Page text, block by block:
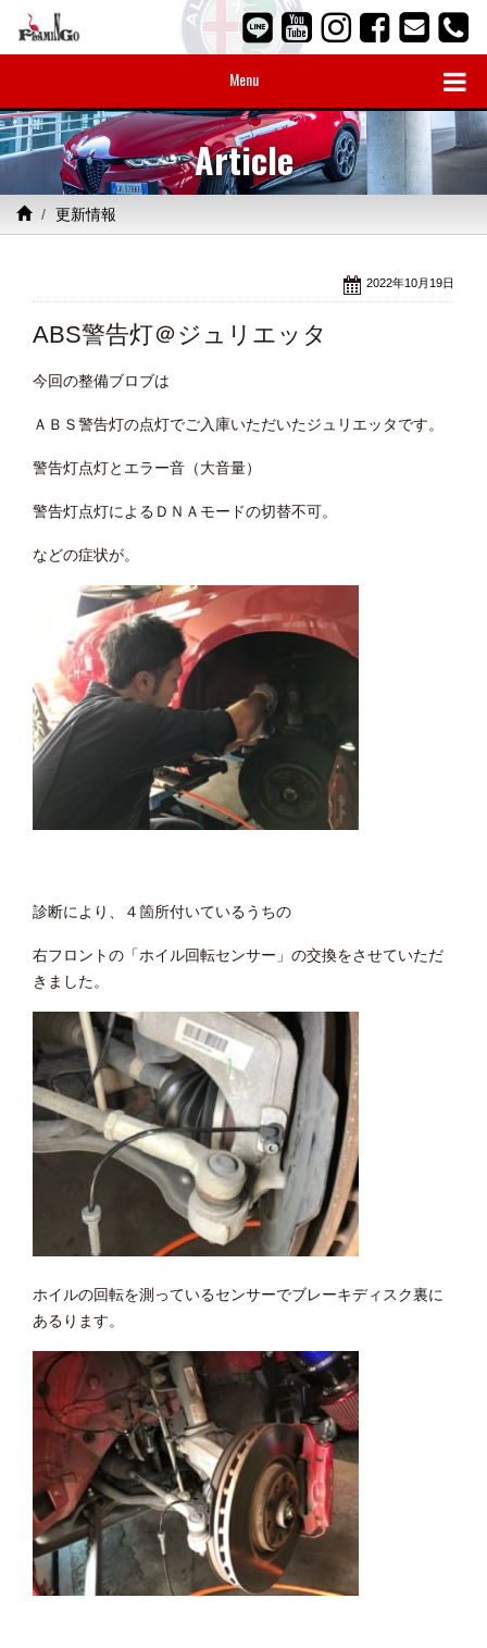
Menu
Article
更新情報
2022年10月19日
ABS警告灯＠ジュリエッタ
今回の整備ブロブは
ＡＢＳ警告灯の点灯でご入庫いただいたジュリエッタです。
警告灯点灯とエラー音（大音量）
警告灯点灯によるＤＮＡモードの切替不可。
などの症状が。
診断により、４箇所付いているうちの
右フロントの「ホイル回転センサー」の交換をさせていただ
きました。
ホイルの回転を測っているセンサーでブレーキディスク裏に
あるります。